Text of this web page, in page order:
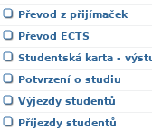
Převod z přijímaček
Převod ECTS
Studentská karta -
Potvrzení o studiu
Výjezdy studentů
Příjezdy studentů